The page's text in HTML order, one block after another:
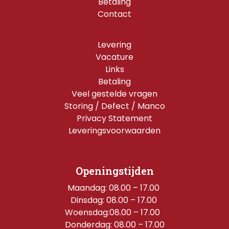
Contact
Levering
Vacature
Links
Betaling
Veel gestelde vragen
Storing / Defect / Manco
Privacy Statement
Leveringsvoorwaarden
Openingstijden
Maandag: 08.00 – 17.00
Dinsdag: 08.00 – 17.00
Woensdag:08.00 – 17.00
Donderdag: 08.00 – 17.00